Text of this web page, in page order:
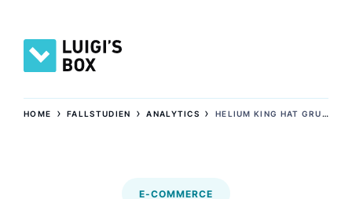
HOME ›FALLSTUDIEN ›ANALYTICS › HELIUM KING HAT GRUND ZUM FEIERN: 15 % UMSATZWACHSTUM
E-COMMERCE